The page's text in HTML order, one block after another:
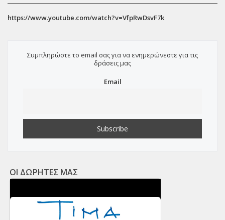
https://www.youtube.com/watch?v=VfpRwDsvF7k
Συμπληρώστε το email σας για να ενημερώνεστε για τις
δράσεις μας
Email
ΟΙ ΔΩΡΗΤΕΣ ΜΑΣ